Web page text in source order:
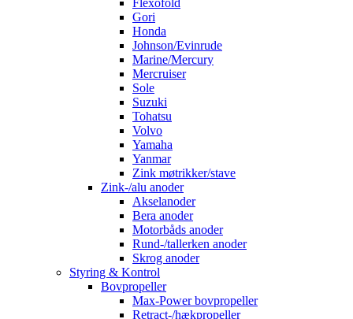
Flexofold
Gori
Honda
Johnson/Evinrude
Marine/Mercury
Mercruiser
Sole
Suzuki
Tohatsu
Volvo
Yamaha
Yanmar
Zink møtrikker/stave
Zink-/alu anoder
Akselanoder
Bera anoder
Motorbåds anoder
Rund-/tallerken anoder
Skrog anoder
Styring & Kontrol
Bovpropeller
Max-Power bovpropeller
Retract-/hækpropeller